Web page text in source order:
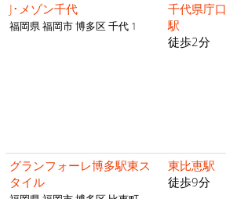
J･メゾン千代
福岡県 福岡市 博多区 千代 1
千代県庁口
駅
徒歩2分
グランフォーレ博多駅東ス
タイル
東比恵駅
徒歩9分